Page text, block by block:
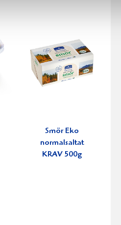
Smör Eko
normalsaltat
KRAV 500g